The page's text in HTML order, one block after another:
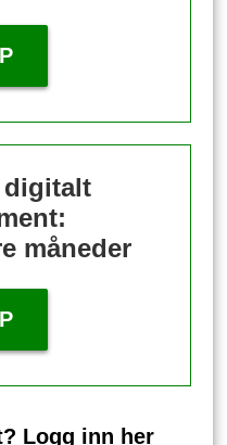
digitalt
måneder
Logg inn her